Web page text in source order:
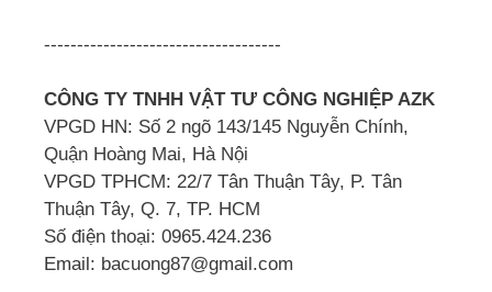
------------------------------------
CÔNG TY TNHH VẬT TƯ CÔNG NGHIỆP AZK
VPGD HN: Số 2 ngõ 143/145 Nguyễn Chính,
Quận Hoàng Mai, Hà Nội
VPGD TPHCM: 22/7 Tân Thuận Tây, P. Tân
Thuận Tây, Q. 7, TP. HCM
Số điện thoại: 0965.424.236
Email: bacuong87@gmail.com